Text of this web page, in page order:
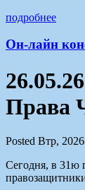
подробнее
Он-лайн
Права
Posted Втр,
Сегодня, в 31ю